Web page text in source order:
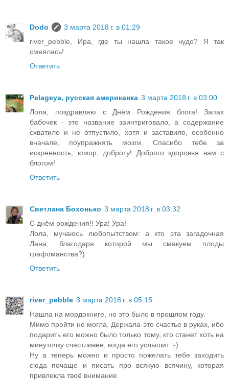
Dodo
3 марта 2018 г. в 01:29
river_pebble, Ира, где ты нашла такое чудо? Я так
смеялась!
Ответить
Pelageya, русская американка 3 марта 2018 г. в 03:00
Лола, поздравляю с Днём Рождения блога! Запах
бабочек - это название заинтриговало, а содержание
схватило и не отпустило, хотя и заставило, особенно
вначале, поупражнять мозги. Спасибо тебе за
искренность, юмор, доброту! Доброго здоровья вам с
блогом!
Ответить
Светлана Бохонько 3 марта 2018 г. в 03:32
С днём рождения!! Ура! Ура!
Лола, мучаюсь любопытством: а кто эта загадочная
Лана, благодаря которой мы смакуем плоды
графоманства?)
Ответить
river_pebble 3 марта 2018 г. в 05:15
Нашла на мордокниге, но это было в прошлом году.
Мимо пройти не могла. Держала это счастье в руках, ибо
подарить его можно было только тому, кто станет хоть на
минуточку счастливее, когда его услышит :-)
Ну а теперь можно и просто пожелать тебе заходить
сюда почаще и писать про всякую всячину, которая
привлекла твоё внимание